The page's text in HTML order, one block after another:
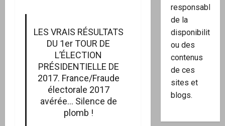
LES VRAIS RÉSULTATS
DU 1er TOUR DE
L’ÉLECTION
PRÉSIDENTIELLE DE
2017. France/Fraude
électorale 2017
avérée… Silence de
plomb !
responsable
de la
disponibilité
ou des
contenus
de ces
sites et
blogs.